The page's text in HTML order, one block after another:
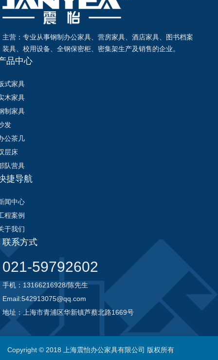
主营：专业从事钢制办公家具、营房家具、酒店家具、图书档案
装具、校用设备、全钢保密柜、密集架生产及销售的企业。
品中心
式家具
木家具
制家具
发
公茶几
层床
队营具
捷导航
闻中心
程案例
于我们
联系方式
021-59792602
手机：13166216928/陈先生
Email:542913075@qq.com
地址：上海市青浦区华新镇芦蔡北路1669号
Copyright © 2018 上海震怡办公家具有限公司 版权所有